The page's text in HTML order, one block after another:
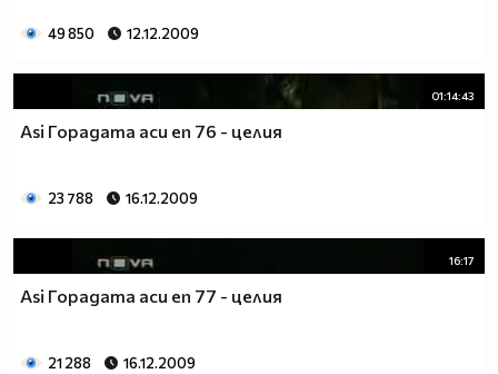
49 850 12.12.2009
01:14:43
Asi Горадата аси еп 76 - целия
23 788 16.12.2009
16:17
Asi Горадата аси еп 77 - целия
21 288 16.12.2009